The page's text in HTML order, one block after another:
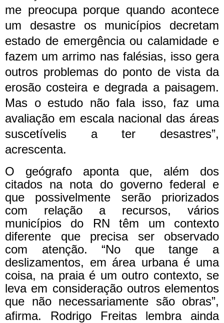
me preocupa porque quando acontece
um desastre os municípios decretam
estado de emergência ou calamidade e
fazem um arrimo nas falésias, isso gera
outros problemas do ponto de vista da
erosão costeira e degrada a paisagem.
Mas o estudo não fala isso, faz uma
avaliação em escala nacional das áreas
suscetívelis a ter desastres”,
acrescenta.
O geógrafo aponta que, além dos
citados na nota do governo federal e
que possivelmente serão priorizados
com relação a recursos, vários
municípios do RN têm um contexto
diferente que precisa ser observado
com atenção. “No que tange a
deslizamentos, em área urbana é uma
coisa, na praia é um outro contexto, se
leva em consideração outros elementos
que não necessariamente são obras”,
afirma. Rodrigo Freitas lembra ainda